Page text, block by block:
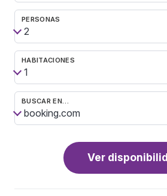
PERSONAS
HABITACIONES
BUSCAR EN…
Ver